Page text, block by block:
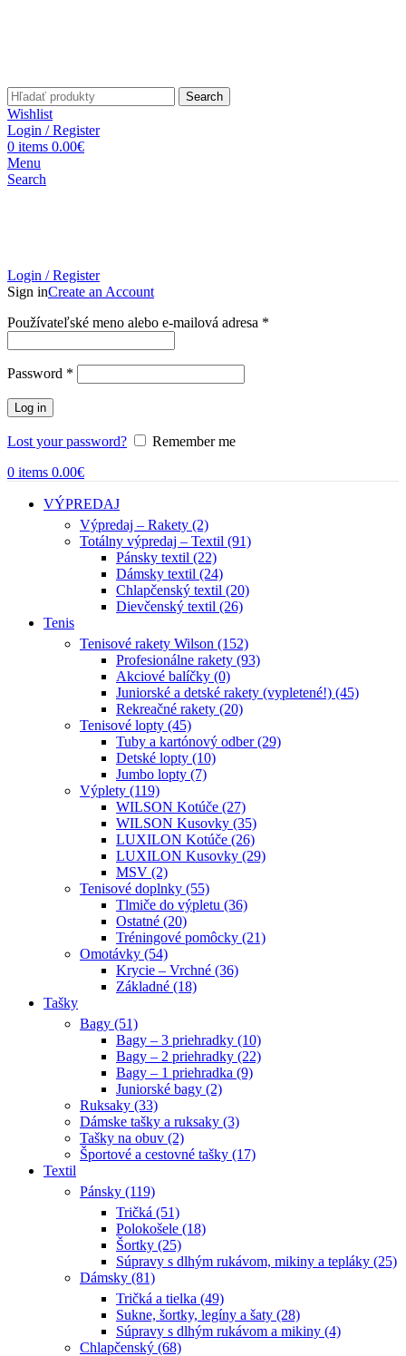
Search
Wishlist
Login / Register
0 items 0.00€
Menu
Search
Login / Register
Sign inCreate an Account
Používateľské meno alebo e-mailová adresa *
Password *
Log in
Lost your password?
Remember me
0 items 0.00€
VÝPREDAJ
Výpredaj – Rakety (2)
Totálny výpredaj – Textil (91)
Pánsky textil (22)
Dámsky textil (24)
Chlapčenský textil (20)
Dievčenský textil (26)
Tenis
Tenisové rakety Wilson (152)
Profesionálne rakety (93)
Akciové balíčky (0)
Juniorské a detské rakety (vypletené!) (45)
Rekreačné rakety (20)
Tenisové lopty (45)
Tuby a kartónový odber (29)
Detské lopty (10)
Jumbo lopty (7)
Výplety (119)
WILSON Kotúče (27)
WILSON Kusovky (35)
LUXILON Kotúče (26)
LUXILON Kusovky (29)
MSV (2)
Tenisové doplnky (55)
Tlmiče do výpletu (36)
Ostatné (20)
Tréningové pomôcky (21)
Omotávky (54)
Krycie – Vrchné (36)
Základné (18)
Tašky
Bagy (51)
Bagy – 3 priehradky (10)
Bagy – 2 priehradky (22)
Bagy – 1 priehradka (9)
Juniorské bagy (2)
Ruksaky (33)
Dámske tašky a ruksaky (3)
Tašky na obuv (2)
Športové a cestovné tašky (17)
Textil
Pánsky (119)
Tričká (51)
Polokošele (18)
Šortky (25)
Súpravy s dlhým rukávom, mikiny a tepláky (25)
Dámsky (81)
Tričká a tielka (49)
Sukne, šortky, legíny a šaty (28)
Súpravy s dlhým rukávom a mikiny (4)
Chlapčenský (68)